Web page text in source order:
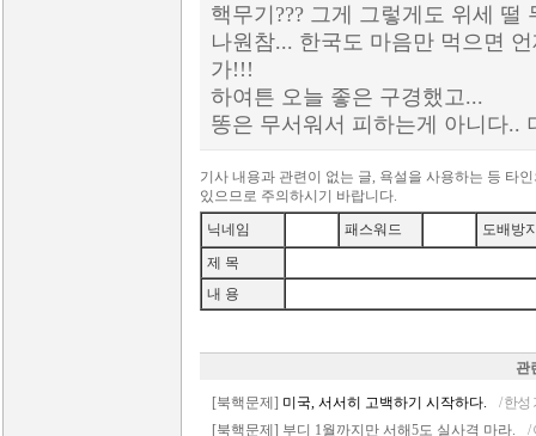
핵무기??? 그게 그렇게도 위세 떨
나원참... 한국도 마음만 먹으면
가!!!
하여튼 오늘 좋은 구경했고...
똥은 무서워서 피하는게 아니다..
기사 내용과 관련이 없는 글, 욕설을 사용하는 등 타
있으므로 주의하시기 바랍니다.
닉네임
패스워드
도배방
제 목
내 용
관
[북핵문제] 미국, 서서히 고백하기 시작하다.
/ 한성
[북핵문제] 부디 1월까지만 서해5도 실사격 마라.
/